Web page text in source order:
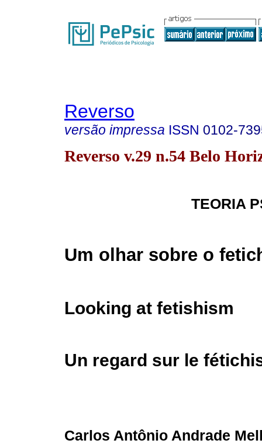
Reverso
versão impressa ISSN 0102-
Reverso v.29 n.54 Belo
TEORIA
Um olhar sobre o
Looking at fetishism
Un regard sur le
Carlos Antônio Andrade